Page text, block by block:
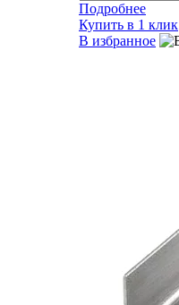
Подробнее
Купить в 1 клик
В избранное